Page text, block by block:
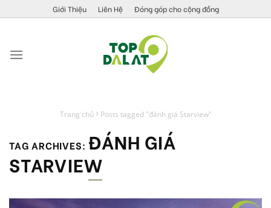
to
Giới Thiệu Liên Hệ Đóng góp cho cộng đồng
Trang chủ Posts tagged "đánh giá Starview"
TAG ARCHIVES: ĐÁNH GIÁ
STARVIEW